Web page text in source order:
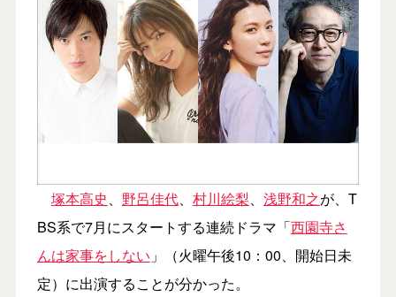
塚本高史、 野呂佳代、 村川絵梨、 浅野和之が、T
BS系で7月にスタートする連続ドラマ「西園寺さ
んは家事をしない 」（火曜午後10：00、開始日未
定）に出演することが分かった。